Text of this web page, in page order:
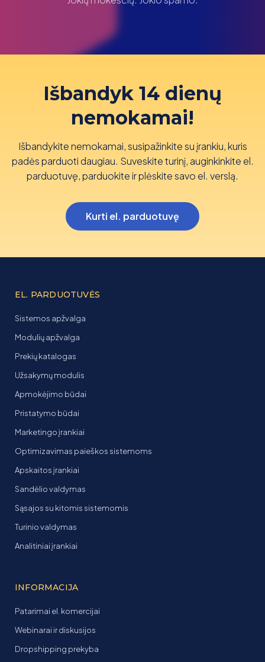
Išbandyk 14 dienų
nemokamai!
Išbandykite nemokamai, susipažinkite su įrankiu, kuris
padės parduoti daugiau. Suveskite turinį, auginkinkite el.
parduotuvę, parduokite ir plėskite savo el. verslą.
Kurti el. parduotuvę
EL. PARDUOTUVĖS
Sistemos apžvalga
Modulių apžvalga
Prekių katalogas
Užsakymų modulis
Apmokėjimo būdai
Pristatymo būdai
Marketingo įrankiai
Optimizavimas paieškos sistemoms
Apskaitos įrankiai
Sandėlio valdymas
Sąsajos su kitomis sistemomis
Turinio valdymas
Analitiniai įrankiai
INFORMACIJA
Patarimai el. komercijai
Webinarai ir diskusijos
Dropshipping prekyba